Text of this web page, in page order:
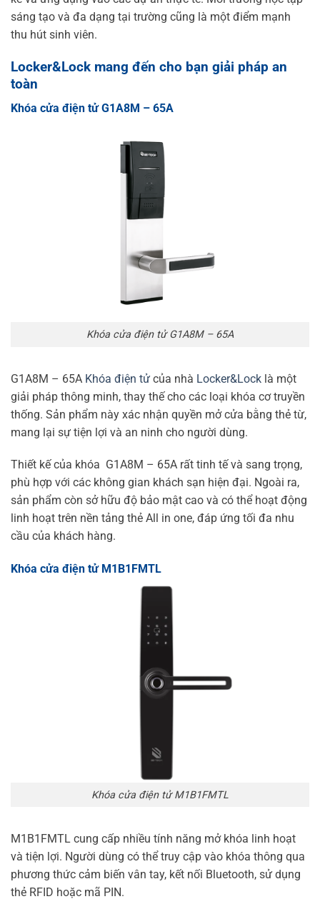
sáng tạo và đa dạng tại trường cũng là một điểm mạnh
thu hút sinh viên.
Locker&Lock mang đến cho bạn giải pháp an
toàn
Khóa cửa điện tử G1A8M – 65A
Khóa cửa điện tử G1A8M – 65A
G1A8M – 65A Khóa điện tử của nhà Locker&Lock là một
giải pháp thông minh, thay thế cho các loại khóa cơ truyền
thống. Sản phẩm này xác nhận quyền mở cửa bằng thẻ từ,
mang lại sự tiện lợi và an ninh cho người dùng.
Thiết kế của khóa G1A8M – 65A rất tinh tế và sang trọng,
phù hợp với các không gian khách sạn hiện đại. Ngoài ra,
sản phẩm còn sở hữu độ bảo mật cao và có thể hoạt động
linh hoạt trên nền tảng thẻ All in one, đáp ứng tối đa nhu
cầu của khách hàng.
Khóa cửa điện tử M1B1FMTL
Khóa cửa điện tử M1B1FMTL
M1B1FMTL cung cấp nhiều tính năng mở khóa linh hoạt
và tiện lợi. Người dùng có thể truy cập vào khóa thông qua
phương thức cảm biến vân tay, kết nối Bluetooth, sử dụng
thẻ RFID hoặc mã PIN.